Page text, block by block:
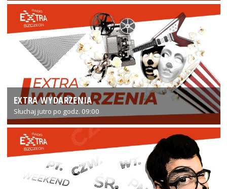
EXTRA WYDARZENIA
Słuchaj jutro po godz. 09:00